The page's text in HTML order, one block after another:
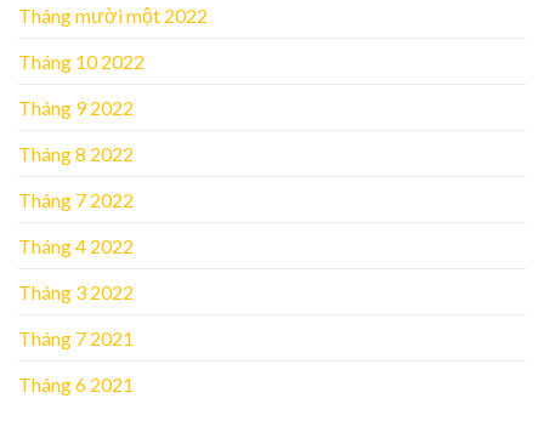
Tháng mười một 2022
Tháng 10 2022
Tháng 9 2022
Tháng 8 2022
Tháng 7 2022
Tháng 4 2022
Tháng 3 2022
Tháng 7 2021
Tháng 6 2021